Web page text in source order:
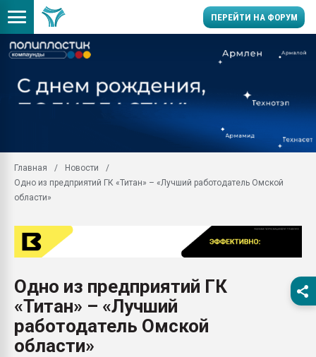
ПЕРЕЙТИ НА ФОРУМ
пластмасс
ситуацией на
Продам отходы
поликарбоната и АБС-
Armaloy PC/ABS-1IM
26.07.2022 "Сибирский
намного дороже
Главная
Новости
Одно из предприятий ГК «Титан» – «Лучший работодатель Омской
области»
Одно из предприятий ГК
«Титан» – «Лучший
работодатель Омской
области»